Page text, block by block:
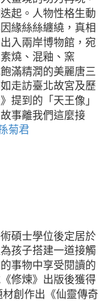
起。人物性格生動
緣絲絲纏繞，真相
入兩岸博物館，宛
燒、混釉、窯
滿精潤的美麗唐三
走訪臺北故宮及歷
提到的「天王像」
事離我們這麼接
菊君
碩士學位後定居於
孩子搭建一道接觸
事物中享受閱讀的
修煉》出版後獲得
創作出《仙靈傳奇